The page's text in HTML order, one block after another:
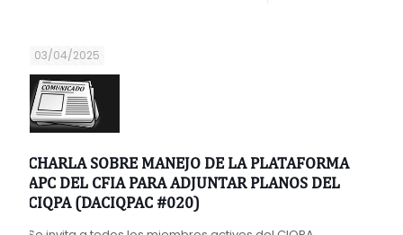
03/04/2025
CHARLA SOBRE MANEJO DE LA PLATAFORMA
APC DEL CFIA PARA ADJUNTAR PLANOS DEL
CIQPA (DACIQPAC #020)